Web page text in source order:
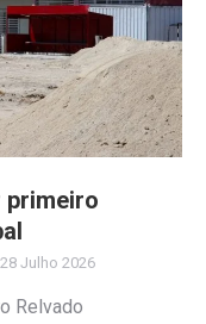
primeiro
28 Julho 2026
Relvado